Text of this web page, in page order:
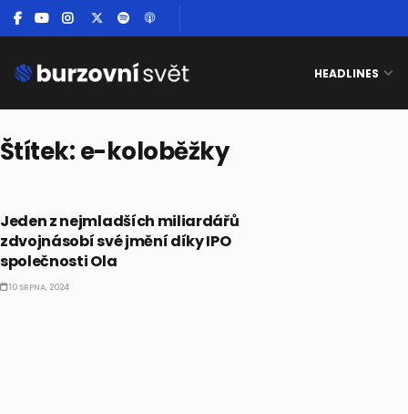
HEADLINES
Štítek:e-koloběžky
Jeden z nejmladších miliardářů
zdvojnásobí své jmění díky IPO
společnosti Ola
10 SRPNA, 2024